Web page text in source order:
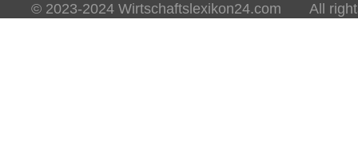
© 2023-2024 Wirtschaftslexikon24.com All